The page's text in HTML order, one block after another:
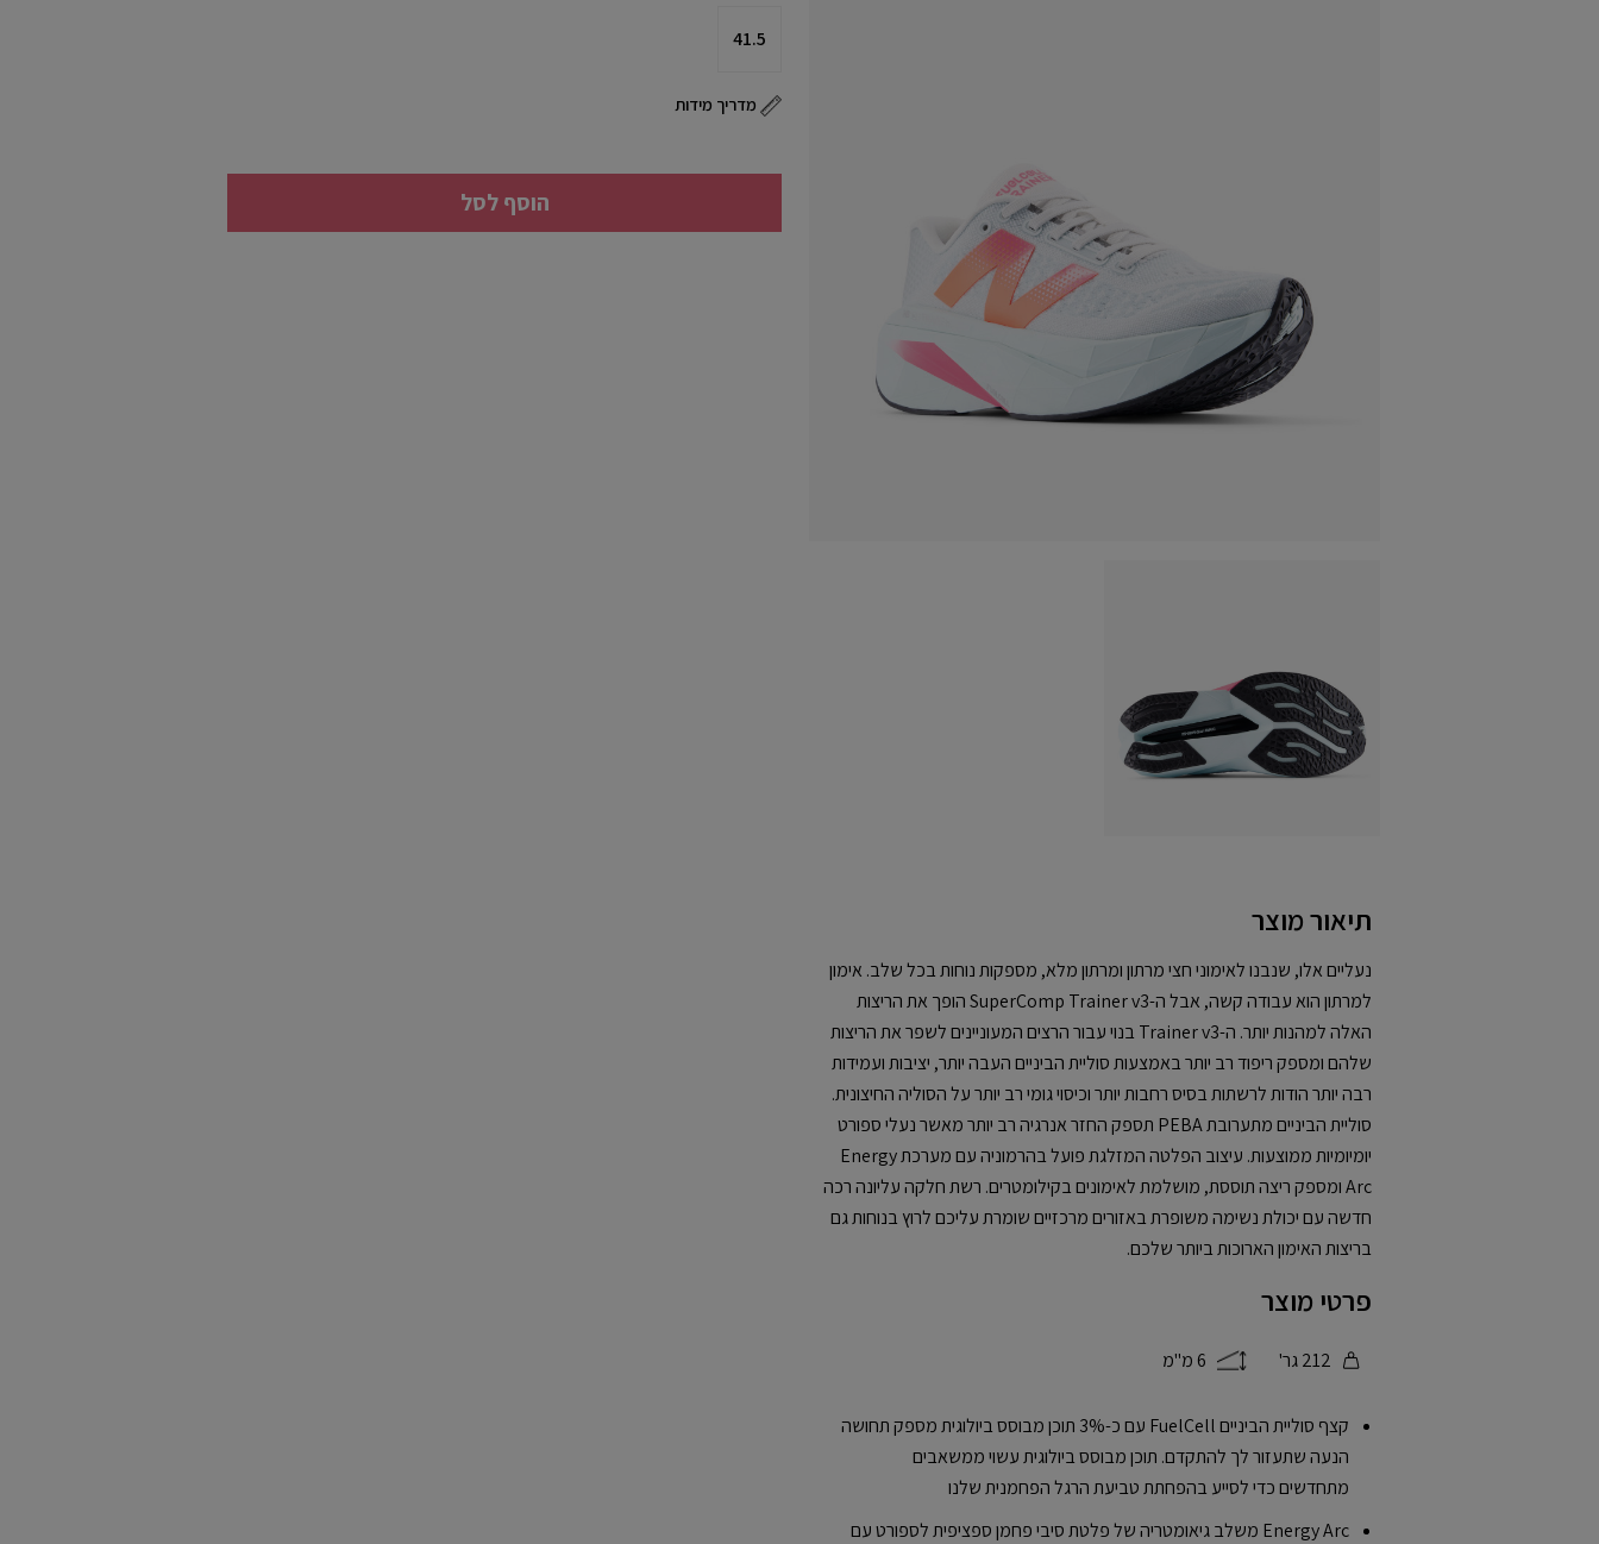
תיאור מוצר
נעליים אלו, שנבנו לאימוני חצי מרתון ומרתון מלא, מספקות נוחות בכל שלב. אימון
למרתון הוא עבודה קשה, אבל ה-SuperComp Trainer v3 הופך את הריצות
האלה למהנות יותר. ה-Trainer v3 בנוי עבור הרצים המעוניינים לשפר את הריצות
שלהם ומספק ריפוד רב יותר באמצעות סוליית הביניים העבה יותר, יציבות ועמידות
רבה יותר הודות לרשתות בסיס רחבות יותר וכיסוי גומי רב יותר על הסוליה החיצונית.
סוליית הביניים מתערובת PEBA תספק החזר אנרגיה רב יותר מאשר נעלי ספורט
יומיומיות ממוצעות. עיצוב הפלטה המזלגת פועל בהרמוניה עם מערכת Energy
Arc ומספק ריצה תוססת, מושלמת לאימונים בקילומטרים. רשת חלקה עליונה רכה
חדשה עם יכולת נשימה משופרת באזורים מרכזיים שומרת עליכם לרוץ בנוחות גם
בריצות האימון הארוכות ביותר שלכם.
פרטי מוצר
212 גר' 6 מ"מ
קצף סוליית הביניים FuelCell עם כ-3% תוכן מבוסס ביולוגית מספק תחושה
הנעה שתעזור לך להתקדם. תוכן מבוסס ביולוגית עשוי ממשאבים
מתחדשים כדי לסייע בהפחתת טביעת הרגל הפחמנית שלנו
Energy Arc משלב גיאומטריה של פלטת סיבי פחמן ספציפית לספורט עם
41.5
מדריך מידות
הוסף לסל